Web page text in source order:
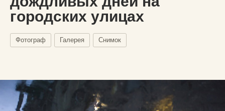
городских улицах
Фотограф Галерея Снимок